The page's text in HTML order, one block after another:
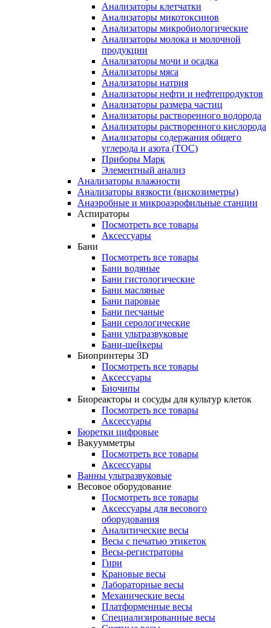
Анализаторы клетчатки
Анализаторы микотоксинов
Анализаторы микробиологические
Анализаторы молока и молочной
продукции
Анализаторы мочи и осадка
Анализаторы мяса
Анализаторы натрия
Анализаторы нефти и нефтепродуктов
Анализаторы размера частиц
Анализаторы растворенного водорода
Анализаторы растворенного кислорода
Анализаторы содержания общего
углерода и азота (ТОС)
Приборы Марк
Элементный анализ
Анализаторы влажности
Анализаторы вязкости (вискозиметры)
Анаэробные и микроаэрофильные станции
Аспираторы
Посмотреть все товары
Аксессуары
Бани
Посмотреть все товары
Бани водяные
Бани гистологические
Бани масляные
Бани паровые
Бани песчаные
Бани серологические
Бани ультразвуковые
Бани-шейкеры
Биопринтеры 3D
Посмотреть все товары
Аксессуары
Биочипы
Биореакторы и сосуды для культур клеток
Посмотреть все товары
Аксессуары
Бюретки цифровые
Вакуумметры
Посмотреть все товары
Аксессуары
Ванны ультразвуковые
Весовое оборудование
Посмотреть все товары
Аксессуары для весового
оборудования
Аналитические весы
Весы с печатью этикеток
Весы-регистраторы
Гири
Крановые весы
Лабораторные весы
Механические весы
Платформенные весы
Специализированные весы